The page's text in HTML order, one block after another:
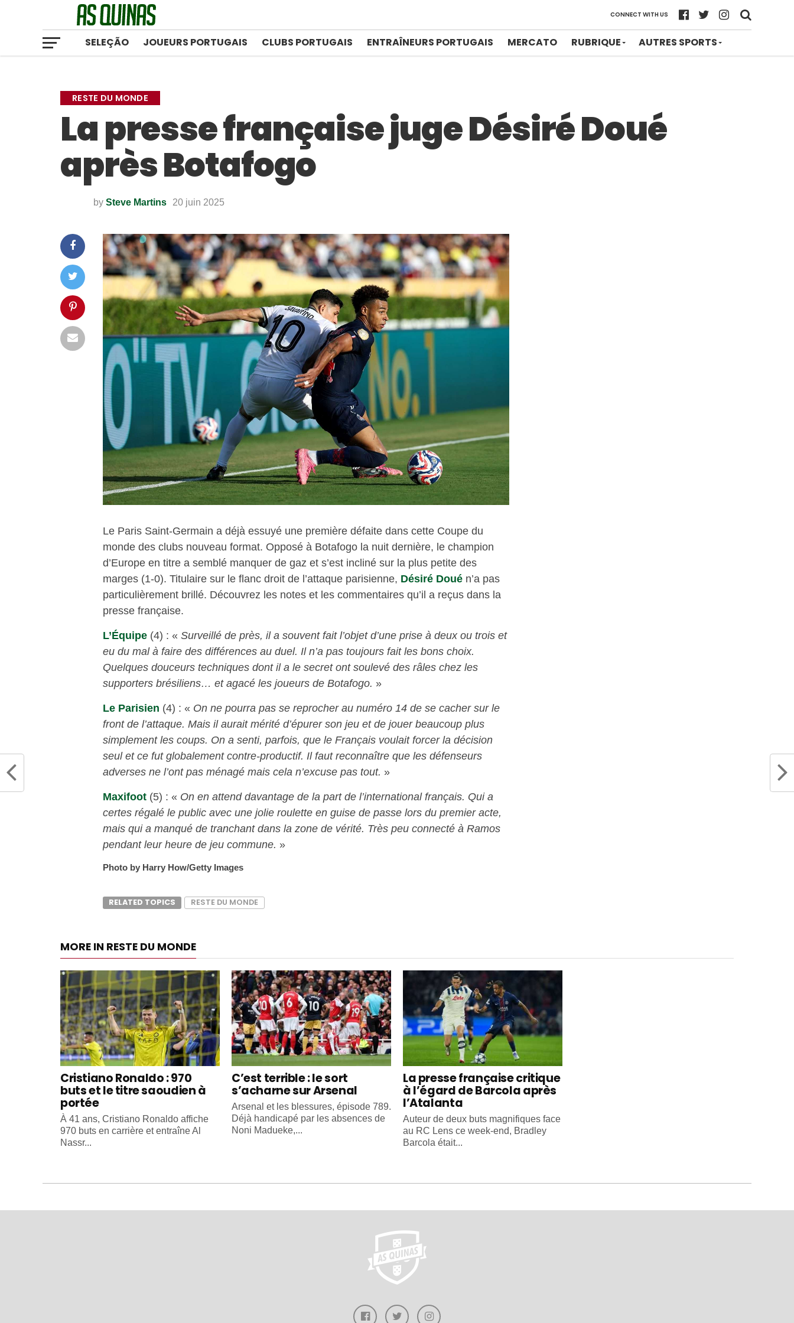
CONNECT WITH US
SELEÇÃO JOUEURS PORTUGAIS CLUBS PORTUGAIS ENTRAÎNEURS PORTUGAIS MERCATO RUBRIQUE AUTRES SPORTS
RESTE DU MONDE
La presse française juge Désiré Doué
après Botafogo
by Steve Martins 20 juin 2025
Le Paris Saint-Germain a déjà essuyé une première défaite dans cette Coupe du
monde des clubs nouveau format. Opposé à Botafogo la nuit dernière, le champion
d’Europe en titre a semblé manquer de gaz et s’est incliné sur la plus petite des
marges (1-0). Titulaire sur le flanc droit de l’attaque parisienne, Désiré Doué n’a pas
particulièrement brillé. Découvrez les notes et les commentaires qu’il a reçus dans la
presse française.
L’Équipe (4) : « Surveillé de près, il a souvent fait l’objet d’une prise à deux ou trois et
eu du mal à faire des différences au duel. Il n’a pas toujours fait les bons choix.
Quelques douceurs techniques dont il a le secret ont soulevé des râles chez les
supporters brésiliens… et agacé les joueurs de Botafogo. »
Le Parisien (4) : « On ne pourra pas se reprocher au numéro 14 de se cacher sur le
front de l’attaque. Mais il aurait mérité d’épurer son jeu et de jouer beaucoup plus
simplement les coups. On a senti, parfois, que le Français voulait forcer la décision
seul et ce fut globalement contre-productif. Il faut reconnaître que les défenseurs
adverses ne l’ont pas ménagé mais cela n’excuse pas tout. »
Maxifoot (5) : « On en attend davantage de la part de l’international français. Qui a
certes régalé le public avec une jolie roulette en guise de passe lors du premier acte,
mais qui a manqué de tranchant dans la zone de vérité. Très peu connecté à Ramos
pendant leur heure de jeu commune. »
Photo by Harry How/Getty Images
RELATED TOPICS RESTE DU MONDE
MORE IN RESTE DU MONDE
Cristiano Ronaldo : 970
buts et le titre saoudien à
portée
À 41 ans, Cristiano Ronaldo affiche
970 buts en carrière et entraîne Al
Nassr...
C’est terrible : le sort
s’acharne sur Arsenal
Arsenal et les blessures, épisode 789.
Déjà handicapé par les absences de
Noni Madueke,...
La presse française critique
à l’égard de Barcola après
l’Atalanta
Auteur de deux buts magnifiques face
au RC Lens ce week-end, Bradley
Barcola était...